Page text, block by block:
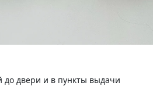
до двери и в пункты выдачи